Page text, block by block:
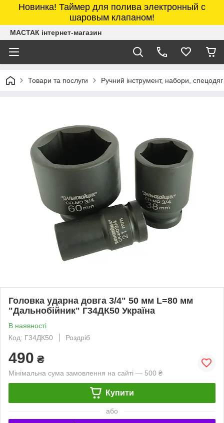
Новинка! Таймер для полива электронный с
шаровым клапаном!
МАСТАК інтернет-магазин
Товари та послуги Ручний інструмент, набори, спецодяг
Головка ударна довга 3/4" 50 мм L=80 мм
"Дальнобійник" Г34ДК50 Україна
В наявності
Код: Г34ДК50
Роздріб
490 ₴
Мінімальна сума замовлення на сайті — 500 ₴
Купити
або